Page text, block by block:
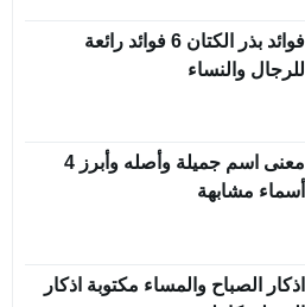
فوائد بذر الكتان 6 فوائد رائعة
للرجال والنساء
معنى اسم جميلة وأصله وأبرز 4
أسماء مشابهة
اذكار الصباح والمساء مكتوبة اذكار